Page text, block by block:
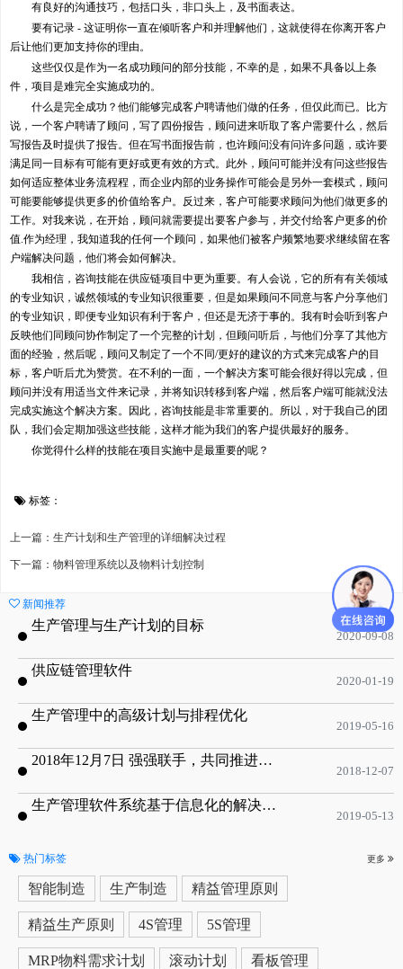
有良好的沟通技巧，包括口头，非口头上，及书面表达。
要有记录 - 这证明你一直在倾听客户和并理解他们，这就使得在你离开客户
后让他们更加支持你的理由。
这些仅仅是作为一名成功顾问的部分技能，不幸的是，如果不具备以上条
件，项目是难完全实施成功的。
什么是完全成功？他们能够完成客户聘请他们做的任务，但仅此而已。比方
说，一个客户聘请了顾问，写了四份报告，顾问进来听取了客户需要什么，然后
写报告及时提供了报告。但在写书面报告前，也许顾问没有问许多问题，或许要
满足同一目标有可能有更好或更有效的方式。此外，顾问可能并没有问这些报告
如何适应整体业务流程程，而企业内部的业务操作可能会是另外一套模式，顾问
可能要能够提供更多的价值给客户。反过来，客户可能要求顾问为他们做更多的
工作。对我来说，在开始，顾问就需要提出要客户参与，并交付给客户更多的价
值.作为经理，我知道我的任何一个顾问，如果他们被客户频繁地要求继续留在客
户端解决问题，他们将会如何解决。
我相信，咨询技能在供应链项目中更为重要。有人会说，它的所有有关领域
的专业知识，诚然领域的专业知识很重要，但是如果顾问不同意与客户分享他们
的专业知识，即便专业知识有利于客户，但还是无济于事的。我有时会听到客户
反映他们同顾问协作制定了一个完整的计划，但顾问听后，与他们分享了其他方
面的经验，然后呢，顾问又制定了一个不同/更好的建议的方式来完成客户的目
标，客户听后尤为赞赏。在不利的一面，一个解决方案可能会很好得以完成，但
顾问并没有用适当文件来记录，并将知识转移到客户端，然后客户端可能就没法
完成实施这个解决方案。因此，咨询技能是非常重要的。所以，对于我自己的团
队，我们会定期加强这些技能，这样才能为我们的客户提供最好的服务。
你觉得什么样的技能在项目实施中是最重要的呢？
标签：
上一篇：生产计划和生产管理的详细解决过程
下一篇：物料管理系统以及物料计划控制
新闻推荐
生产管理与生产计划的目标
2020-09-08
供应链管理软件
2020-01-19
生产管理中的高级计划与排程优化
2019-05-16
2018年12月7日 强强联手，共同推进电子器件领域APS应用典范 风华高科生产自动化工业互联网应用项目-APS项目启动会
2018-12-07
生产管理软件系统基于信息化的解决方案
2019-05-13
热门标签 更多
智能制造 生产制造 精益管理原则
精益生产原则 4S管理 5S管理
MRP物料需求计划 滚动计划 看板管理